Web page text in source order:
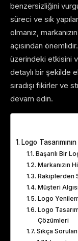
benzersizliğini
süreci ve sık
olmanız,
açısından
üzerindeki etkisini
detaylı bir şekilde
sıradışı fikirler ve
devam edin.
Logo
Başarılı Bir
Markanızın
Rakiplerden
Müşteri
Logo
Logo
Çözümleri
Sıkça